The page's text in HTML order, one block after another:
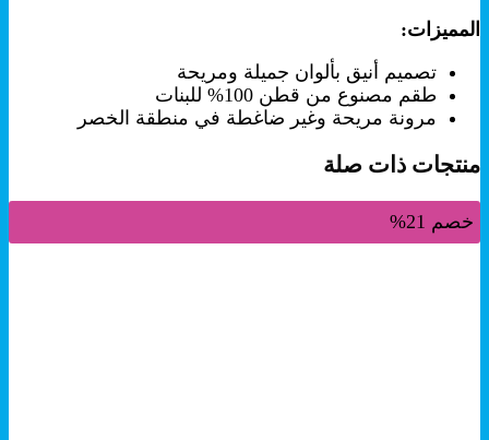
المميزات:
تصميم أنيق بألوان جميلة ومريحة
طقم مصنوع من قطن 100% للبنات
مرونة مريحة وغير ضاغطة في منطقة الخصر
منتجات ذات صلة
خصم 21%